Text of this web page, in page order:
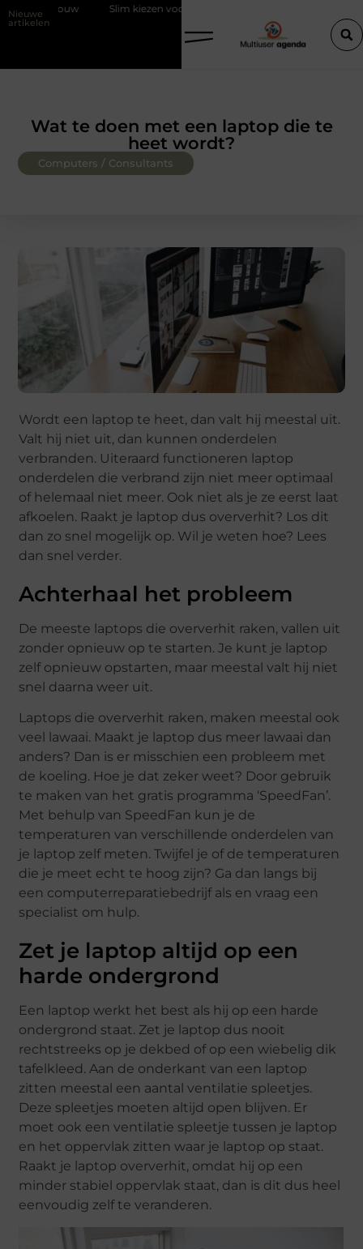
Nieuwe
artikelen
Slim kiezen voor wisselweer met een tussenjas
Wat te doen met een laptop die te
heet wordt?
Computers / Consultants
Wordt een laptop te heet, dan valt hij meestal uit.
Valt hij niet uit, dan kunnen onderdelen
verbranden. Uiteraard functioneren laptop
onderdelen die verbrand zijn niet meer optimaal
of helemaal niet meer. Ook niet als je ze eerst laat
afkoelen. Raakt je laptop dus oververhit? Los dit
dan zo snel mogelijk op. Wil je weten hoe? Lees
dan snel verder.
Achterhaal het probleem
De meeste laptops die oververhit raken, vallen uit
zonder opnieuw op te starten. Je kunt je laptop
zelf opnieuw opstarten, maar meestal valt hij niet
snel daarna weer uit.
Laptops die oververhit raken, maken meestal ook
veel lawaai. Maakt je laptop dus meer lawaai dan
anders? Dan is er misschien een probleem met
de koeling. Hoe je dat zeker weet? Door gebruik
te maken van het gratis programma ‘SpeedFan’.
Met behulp van SpeedFan kun je de
temperaturen van verschillende onderdelen van
je laptop zelf meten. Twijfel je of de temperaturen
die je meet echt te hoog zijn? Ga dan langs bij
een computerreparatiebedrijf als en vraag een
specialist om hulp.
Zet je laptop altijd op een
harde ondergrond
Een laptop werkt het best als hij op een harde
ondergrond staat. Zet je laptop dus nooit
rechtstreeks op je dekbed of op een wiebelig dik
tafelkleed. Aan de onderkant van een laptop
zitten meestal een aantal ventilatie spleetjes.
Deze spleetjes moeten altijd open blijven. Er
moet ook een ventilatie spleetje tussen je laptop
en het oppervlak zitten waar je laptop op staat.
Raakt je laptop oververhit, omdat hij op een
minder stabiel oppervlak staat, dan is dit dus heel
eenvoudig zelf te veranderen.